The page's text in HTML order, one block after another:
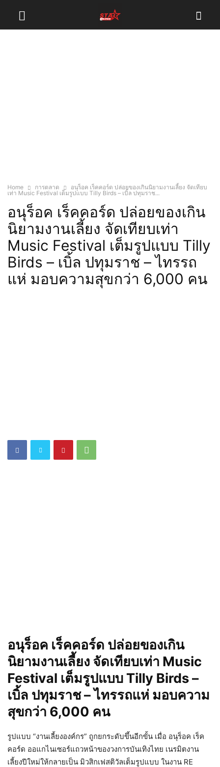
Home การตลาด
อนุร็อค เร็คคอร์ด ปล่อยของเกินนิยามงานเลี้ยง จัดเทียบ
เท่า Music Festival เต็มรูปแบบ Tilly Birds – เบิ้ล ปทุมราช...
อนุร็อค เร็คคอร์ด ปล่อยของเกิน
นิยามงานเลี้ยง จัดเทียบเท่า
Music Festival เต็มรูปแบบ Tilly
Birds – เบิ้ล ปทุมราช – ไทรรถ
แห่ มอบความสุขกว่า 6,000 คน
อนุร็อค เร็คคอร์ด ปล่อยของเกิน
นิยามงานเลี้ยง จัดเทียบเท่า Music
Festival เต็มรูปแบบ Tilly Birds –
เบิ้ล ปทุมราช – ไทรรถแห่ มอบความ
สุขกว่า 6,000 คน
รูปแบบ “งานเลี้ยงองค์กร” ถูกยกระดับขึ้นอีกขั้น เมื่อ อนุร็อค เร็ค
คอร์ด ออแกไนเซอร์แถวหน้าของวงการบันเทิงไทย เนรมิตงาน
เลี้ยงปีใหม่ให้กลายเป็น มิวสิกเฟสติวัลเต็มรูปแบบ ในงาน RE